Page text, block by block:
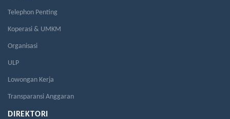
Telephon Penting
Koperasi & UMKM
Organisasi
ULP
Lowongan Kerja
Transparansi Anggaran
DIREKTORI